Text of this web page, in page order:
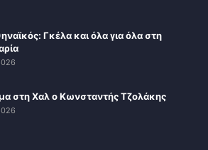
Γκέλα και όλα για όλα στη
στη Χαλ ο Κωνσταντής Τζολάκης